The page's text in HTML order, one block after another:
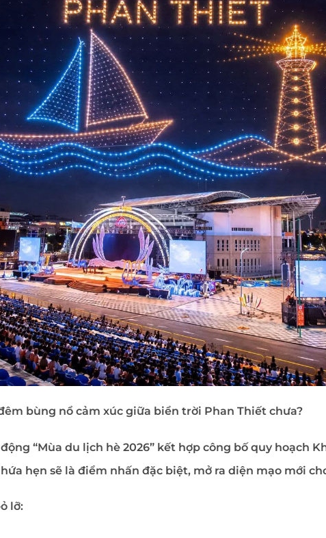
bùng nổ cảm xúc giữa biển trời Phan Thiết chưa?
“Mùa du lịch hè 2026” kết hợp công bố quy hoạch
hẹn sẽ là điểm nhấn đặc biệt, mở ra diện mạo mới
lỡ: